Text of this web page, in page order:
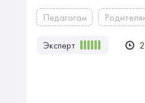
Педагогам
Эксперт